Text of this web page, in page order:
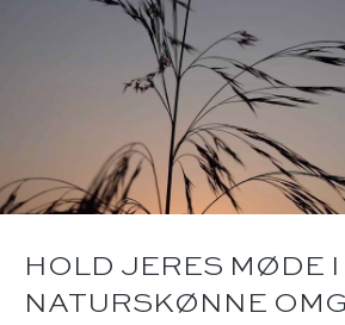
HOLD JERES MØDE I
NATURSKØNNE